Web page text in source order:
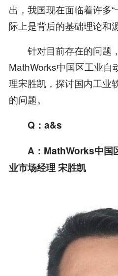
出，我国现在面临着许多
际上是背后的基础理论和
针对目前存在的问题
MathWorks中国区工业自
理宋胜凯，探讨国内工业
的问题。
Q： a&s
A： MathWorks中国
业市场经理 宋胜凯